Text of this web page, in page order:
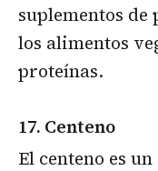
suplementos de
los alimentos
proteínas.
17. Centeno
El centeno es